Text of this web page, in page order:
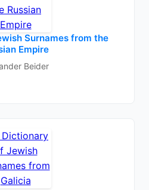
Surnames from the
Empire
Beider